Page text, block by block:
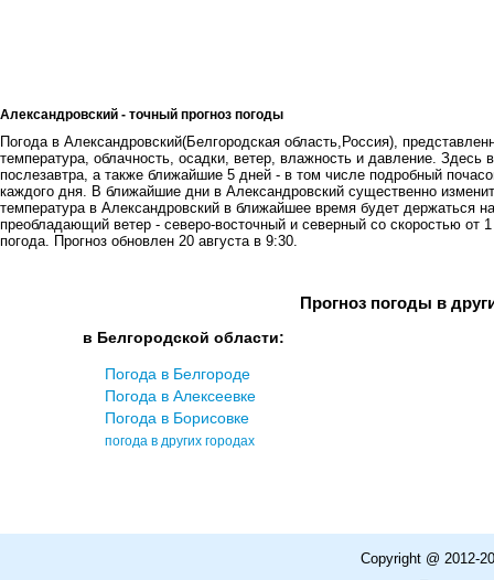
Александровский - точный прогноз погоды
Погода в Александровский(Белгородская область,Россия),
температура, облачность, осадки, ветер, влажность и давление. Здесь
послезавтра, а также ближайшие 5 дней - в том числе подробный
каждого дня. В ближайшие дни в Александровский существенно
температура в Александровский в ближайшее время будет держаться
преобладающий ветер - северо-восточный и северный со скоростью от
погода. Прогноз обновлен 20 августа в 9:30.
Прогноз погоды в
в Белгородской области:
Погода в Белгороде
Погода в Алексеевке
Погода в Борисовке
погода в других городах
Copyright @ 2012-